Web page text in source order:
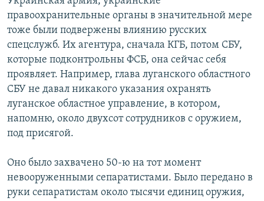
правоохранительные органы в значительной мере
тоже были подвержены влиянию русских
спецслужб. Их агентура, сначала КГБ, потом СБУ,
которые подконтрольны ФСБ, она сейчас себя
проявляет. Например, глава луганского областного
СБУ не давал никакого указания охранять
луганское областное управление, в котором,
напомню, около двухсот сотрудников с оружием,
под присягой.
Оно было захвачено 50-ю на тот момент
невооруженными сепаратистами. Было передано в
руки сепаратистам около тысячи единиц оружия,